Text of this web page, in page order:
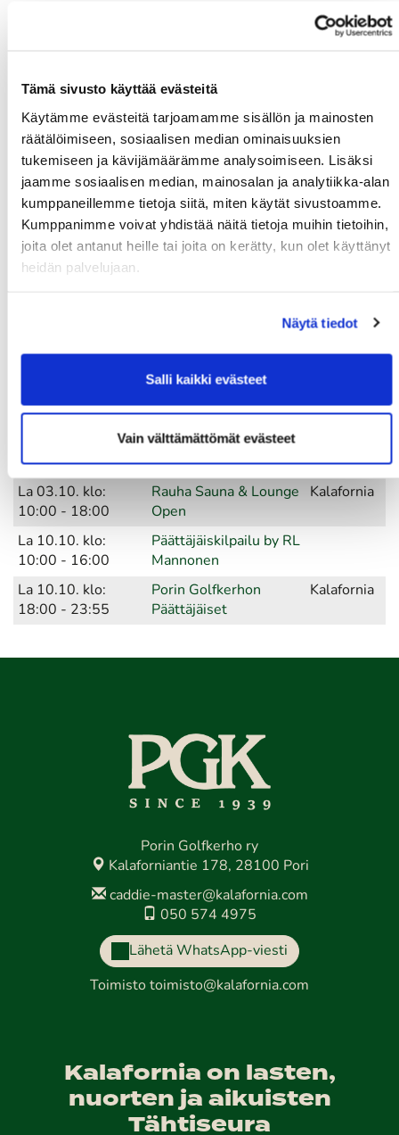
Tämä sivusto käyttää evästeitä
Käytämme evästeitä tarjoamamme sisällön ja mainosten
räätälöimiseen, sosiaalisen median ominaisuuksien
tukemiseen ja kävijämäärämme analysoimiseen. Lisäksi
jaamme sosiaalisen median, mainosalan ja analytiikka-alan
kumppaneillemme tietoja siitä, miten käytät sivustoamme.
Kumppanimme voivat yhdistää näitä tietoja muihin tietoihin,
joita olet antanut heille tai joita on kerätty, kun olet käyttänyt
heidän palvelujaan.
Näytä tiedot
Salli kaikki evästeet
Vain välttämättömät evästeet
Kalafornia
14:00 - 19:00
Mestaruus
Ma 14.09. klo:
17:00 - 20:00
Pariskuntagolf 7/7 Kalafornia
Ti 15.09. klo:
07:00 - 21:00
Senioritiistai 17 Kalafornia
To 17.09. klo:
Senioreiden
LPG - PGK
Golf
07:00 - 21:00
09:00 - 18:00
Porin Ässät Open
Aika Tapahtuma Paikka
La 03.10. klo:
10:00 - 18:00
Rauha Sauna & Lounge
Open
Kalafornia
La 10.10. klo:
10:00 - 16:00
Päättäjäiskilpailu by RL
Mannonen
La 10.10. klo:
18:00 - 23:55
Porin Golfkerhon
Päättäjäiset
Kalafornia
Porin Golfkerho ry
Kalaforniantie 178, 28100 Pori
caddie-master@kalafornia.com
050 574 4975
Lähetä WhatsApp-viesti
Toimisto toimisto@kalafornia.com
Kalafornia on lasten,
nuorten ja aikuisten
Tähtiseura